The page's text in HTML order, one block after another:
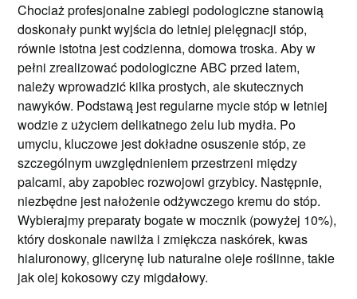
Chociaż profesjonalne zabiegi podologiczne stanowią
doskonały punkt wyjścia do letniej pielęgnacji stóp,
równie istotna jest codzienna, domowa troska. Aby w
pełni zrealizować podologiczne ABC przed latem,
należy wprowadzić kilka prostych, ale skutecznych
nawyków. Podstawą jest regularne mycie stóp w letniej
wodzie z użyciem delikatnego żelu lub mydła. Po
umyciu, kluczowe jest dokładne osuszenie stóp, ze
szczególnym uwzględnieniem przestrzeni między
palcami, aby zapobiec rozwojowi grzybicy. Następnie,
niezbędne jest nałożenie odżywczego kremu do stóp.
Wybierajmy preparaty bogate w mocznik (powyżej 10%),
który doskonale nawilża i zmiękcza naskórek, kwas
hialuronowy, glicerynę lub naturalne oleje roślinne, takie
jak olej kokosowy czy migdałowy.